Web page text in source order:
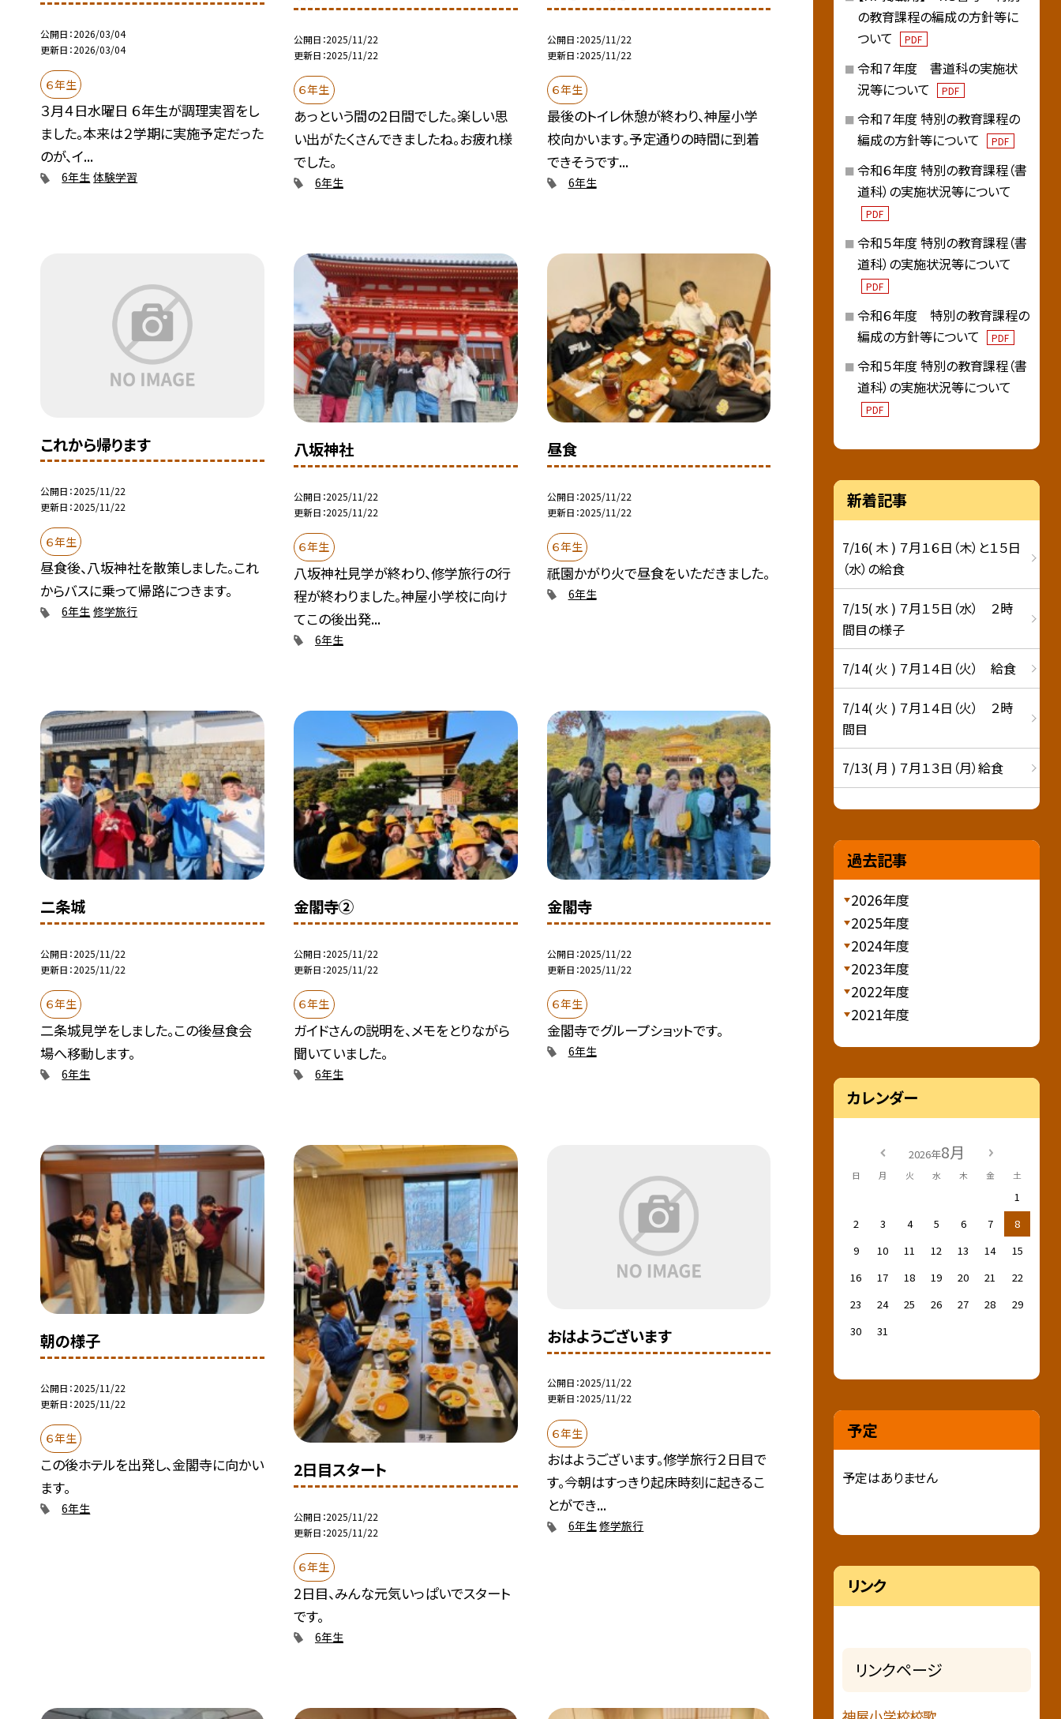
公開日 2026/03/04
更新日 2026/03/04
６年生
３月４日水曜日 ６年生が調理実習をし
ました。本来は２学期に実施予定だった
のが、イ...
6年生 体験学習
公開日 2025/11/22
更新日 2025/11/22
６年生
あっという間の2日間でした。楽しい思
い出がたくさんできましたね。お疲れ様
でした。
6年生
公開日 2025/11/22
更新日 2025/11/22
６年生
最後のトイレ休憩が終わり、神屋小学
校向かいます。予定通りの時間に到着
できそうです...
6年生
これから帰ります
公開日 2025/11/22
更新日 2025/11/22
６年生
昼食後、八坂神社を散策しました。これ
からバスに乗って帰路につきます。
6年生 修学旅行
八坂神社
公開日 2025/11/22
更新日 2025/11/22
６年生
八坂神社見学が終わり、修学旅行の行
程が終わりました。神屋小学校に向け
てこの後出発...
6年生
昼食
公開日 2025/11/22
更新日 2025/11/22
６年生
祇園かがり火で昼食をいただきました。
6年生
二条城
公開日 2025/11/22
更新日 2025/11/22
６年生
二条城見学をしました。この後昼食会
場へ移動します。
6年生
金閣寺②
公開日 2025/11/22
更新日 2025/11/22
６年生
ガイドさんの説明を、メモをとりながら
聞いていました。
6年生
金閣寺
公開日 2025/11/22
更新日 2025/11/22
６年生
金閣寺でグループショットです。
6年生
朝の様子
公開日 2025/11/22
更新日 2025/11/22
６年生
この後ホテルを出発し、金閣寺に向かい
ます。
6年生
2日目スタート
公開日 2025/11/22
更新日 2025/11/22
６年生
2日目、みんな元気いっぱいでスタート
です。
6年生
おはようございます
公開日 2025/11/22
更新日 2025/11/22
６年生
おはようございます。修学旅行２日目で
す。今朝はすっきり起床時刻に起きるこ
とができ...
6年生修学旅行
の教育課程の編成の方針等に
ついて
PDF
令和７年度 書道科の実施状
況等について
PDF
令和７年度 特別の教育課程の
編成の方針等について
PDF
令和６年度 特別の教育課程（書
道科）の実施状況等について
PDF
令和５年度 特別の教育課程（書
道科）の実施状況等について
PDF
令和６年度 特別の教育課程の
編成の方針等について
PDF
令和５年度 特別の教育課程（書
道科）の実施状況等について
PDF
新着記事
7/16( 木 ) ７月１６日（木）と１５日
（水）の給食
7/15( 水 ) ７月１５日（水） ２時
間目の様子
7/14( 火 ) ７月１４日（火） 給食
7/14( 火 ) ７月１４日（火） ２時
間目
7/13( 月 ) ７月１３日（月）給食
過去記事
2026年度
2025年度
2024年度
2023年度
2022年度
2021年度
カレンダー
2026年8月
日 月 火 水 木 金 土
1
2
3 4 5 6 7
8
9
10 11 12 13 14
15
16
17 18 19 20 21
22
23
24 25 26 27 28
29
30
31
予定
予定はありません
リンク
リンクページ